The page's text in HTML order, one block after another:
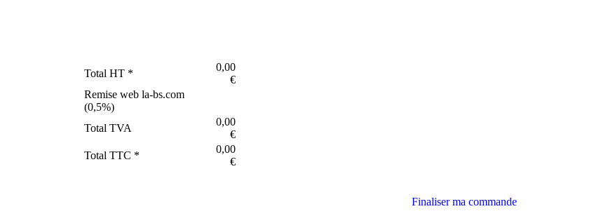
Total HT *
0,00
€
Remise web la-bs.com
(0,5%)
Total TVA
0,00
€
Total TTC *
0,00
€
Finaliser ma commande